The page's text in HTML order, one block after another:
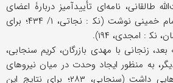
طالقانی، نامه‌ای تأییدآمیز دربارۀ اعضای
بنیادگذار آن سازمان به امام خمینی نوشت (نک‍ : نجاتی، ۱/ ۴۳۴؛ برای
نک‍ : امجدی، ۱۹۴).
سال ۱۳۵۵ ش به بعد، زنجانی با مهدی بازرگان، کریم سنجابی،
به منظور ایجاد وحدت در میان نیروهای
ملی، دیدارها و گفت‌وگوهایی داشت (سنجابی، ۲۸۳؛ برای نتایج این